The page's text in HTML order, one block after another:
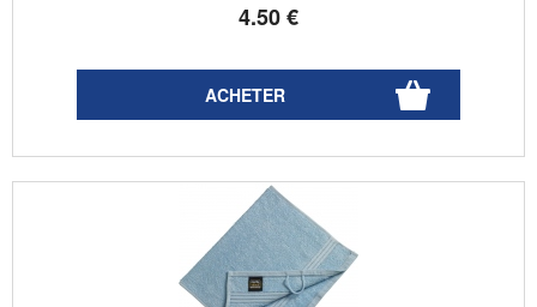
4.50€